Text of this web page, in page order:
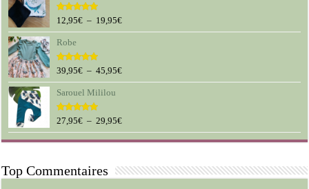
à
39,95€
Note5.00
12,95€ – 19,95€Plage
de
à
19,95€
Robe
Note5.00
39,95€ – 45,95€Plage
de
à
45,95€
Sarouel Mililou
Note5.00
27,95€ – 29,95€Plage
de
prix :
à
29,95€
Top Commentaires